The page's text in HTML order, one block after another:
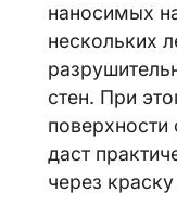
наносимых
нескольких
стен. При
даст
через